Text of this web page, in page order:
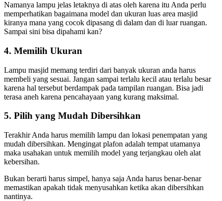
Namanya lampu jelas letaknya di atas oleh karena itu Anda perlu
memperhatikan bagaimana model dan ukuran luas area masjid
kiranya mana yang cocok dipasang di dalam dan di luar ruangan.
Sampai sini bisa dipahami kan?
4. Memilih Ukuran
Lampu masjid memang terdiri dari banyak ukuran anda harus
membeli yang sesuai. Jangan sampai terlalu kecil atau terlalu besar
karena hal tersebut berdampak pada tampilan ruangan. Bisa jadi
terasa aneh karena pencahayaan yang kurang maksimal.
5. Pilih yang Mudah Dibersihkan
Terakhir Anda harus memilih lampu dan lokasi penempatan yang
mudah dibersihkan. Mengingat plafon adalah tempat utamanya
maka usahakan untuk memilih model yang terjangkau oleh alat
kebersihan.
Bukan berarti harus simpel, hanya saja Anda harus benar-benar
memastikan apakah tidak menyusahkan ketika akan dibersihkan
nantinya.